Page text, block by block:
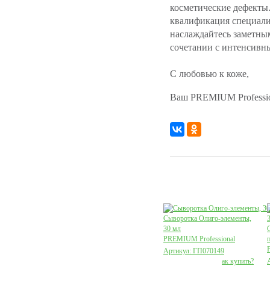
косметические
квалификация
наслаждайтесь
сочетании с
С любовью к коже,
Ваш PREMIUM
Сыворотка Олиго-элементы,
30 мл
PREMIUM Professional
Артикул: ГП070149
ак купить?